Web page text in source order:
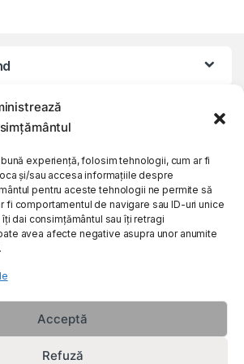
experiență, folosim tehnologii, cum ar fi
și/sau accesa informațiile despre
pentru aceste tehnologii ne permite să
fi comportamentul de navigare sau ID-uri unice
dai consimțământul sau îți retragi
avea afecte negative asupra unor anumite
Acceptă
Refuză